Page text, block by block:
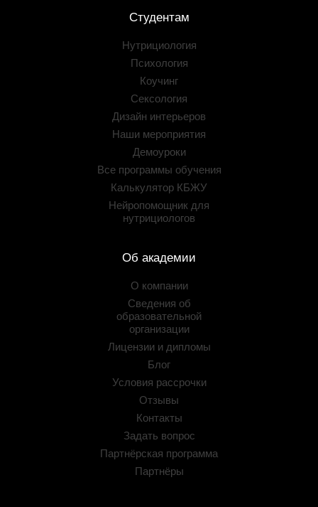
Студентам
Нутрициология
Психология
Коучинг
Сексология
Дизайн интерьеров
Наши мероприятия
Демоуроки
Все программы обучения
Калькулятор КБЖУ
Нейропомощник для
нутрициологов
Об академии
О компании
Сведения об
образовательной
организации
Лицензии и дипломы
Блог
Условия рассрочки
Отзывы
Контакты
Задать вопрос
Партнёрская программа
Партнёры